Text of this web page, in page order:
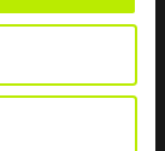
der
per E-Mail,